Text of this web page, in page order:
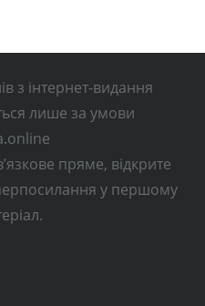
з інтернет-видання
лише за умови
пряме, відкрите
у першому